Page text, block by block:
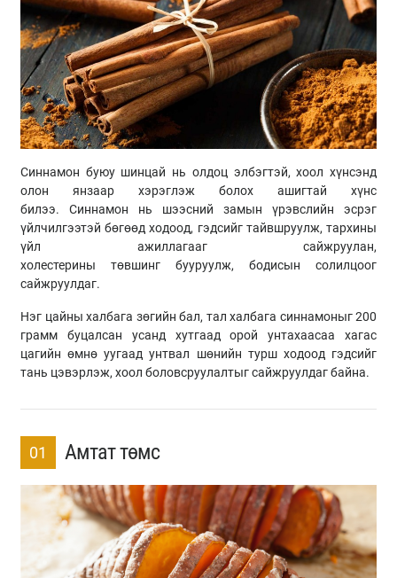
Синнамон буюу шинцай нь олдоц элбэгтэй, хоол хүнсэнд
олон янзаар хэрэглэж болох ашигтай хүнс
билээ. Синнамон нь шээсний замын үрэвслийн эсрэг
үйлчилгээтэй бөгөөд ходоод, гэдсийг тайвшруулж, тархины
үйл ажиллагааг сайжруулан,
холестерины төвшинг бууруулж, бодисын солилцоог
сайжруулдаг.
Нэг цайны халбага зөгийн бал, тал халбага синнамоныг 200
грамм буцалсан усанд хутгаад орой унтахаасаа хагас
цагийн өмнө уугаад унтвал шөнийн турш ходоод гэдсийг
тань цэвэрлэж, хоол боловсруулалтыг сайжруулдаг байна.
01 Амтат төмс